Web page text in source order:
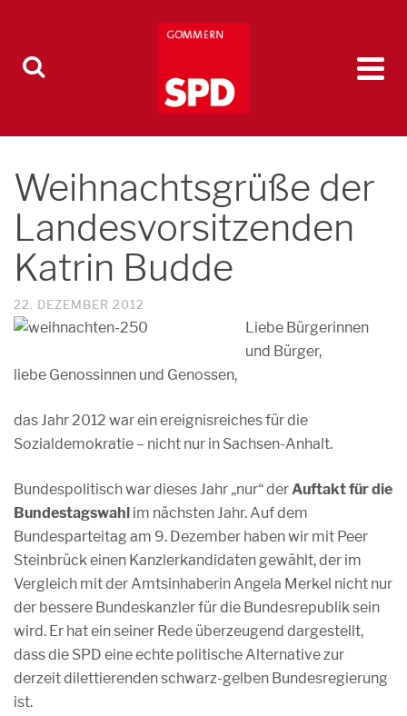
Weihnachtsgrüße der
Landesvorsitzenden
Katrin Budde
22. DEZEMBER 2012
Liebe Bürgerinnen
und Bürger,
liebe Genossinnen und Genossen,
das Jahr 2012 war ein ereignisreiches für die
Sozialdemokratie – nicht nur in Sachsen-Anhalt.
Bundespolitisch war dieses Jahr „nur“ derAuftakt für die
Bundestagswahl im nächsten Jahr. Auf dem
Bundesparteitag am 9. Dezember haben wir mit Peer
Steinbrück einen Kanzlerkandidaten gewählt, der im
Vergleich mit der Amtsinhaberin Angela Merkel nicht nur
der bessere Bundeskanzler für die Bundesrepublik sein
wird. Er hat ein seiner Rede überzeugend dargestellt,
dass die SPD eine echte politische Alternative zur
derzeit dilettierenden schwarz-gelben Bundesregierung
ist.